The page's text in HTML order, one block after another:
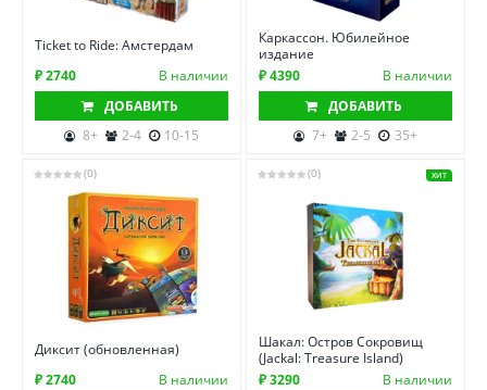
Ticket to Ride: Амстердам
₽ 2740
В наличии
ДОБАВИТЬ
8+
2-4 10-15
Каркассон. Юбилейное
издание
₽ 4390
В наличии
ДОБАВИТЬ
7+
2-5 35+
(0)
Диксит (обновленная)
₽ 2740
В наличии
(0) ХИТ
Шакал: Остров Сокровищ
(Jackal: Treasure Island)
₽ 3290
В наличии